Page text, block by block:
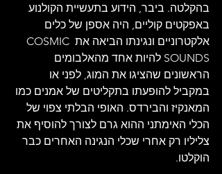
בהקלטה. ביבר, הידוע בתעשיית הקולנוע
באפקטים קוליים, היה אספן של כלים
אלקטרוניים ונגינתו הביאה את COSMIC
SOUNDS להיות אחד מהאלבומים
הראשונים שהציגו את המוג, לפני או
במקביל להופעתו בתקליטים של אמנים כמו
המאנקיז והבירדס. האופי הבלתי צפוי של
הכלי האימתני ההוא גרם לצורך להוסיף את
צליליו רק אחרי שכלי הנגינה האחרים כבר
הוקלטו.